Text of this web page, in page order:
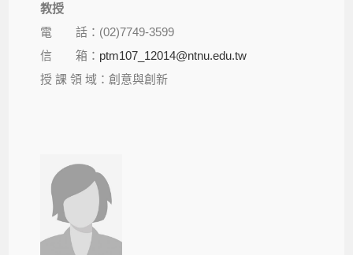
教授
電 話：(02)7749-3599
信 箱： ptm107_12014@ntnu.edu.tw
授 課 領 域：創意與創新